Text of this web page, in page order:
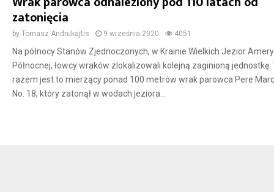
zatonięcia
by Tomasz Andrukajtis 9 września 2020 4051
Na północy Stanów Zjednoczonych, w Krainie Wielkich Jezior
Północnej, łowcy wraków zlokalizowali kolejną zaginioną jednostkę.
razem jest to mierzący ponad 100 metrów wrak parowca Pere
No. 18, który zatonął w wodach jeziora...